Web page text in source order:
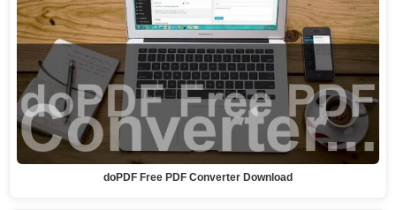
doPDF Free PDF Converter Download